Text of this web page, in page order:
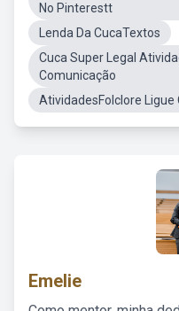
No Pinterestt
Lenda Da CucaTextos
Cuca Super Legal
Comunicação
AtividadesFolclore Ligue
Emelie